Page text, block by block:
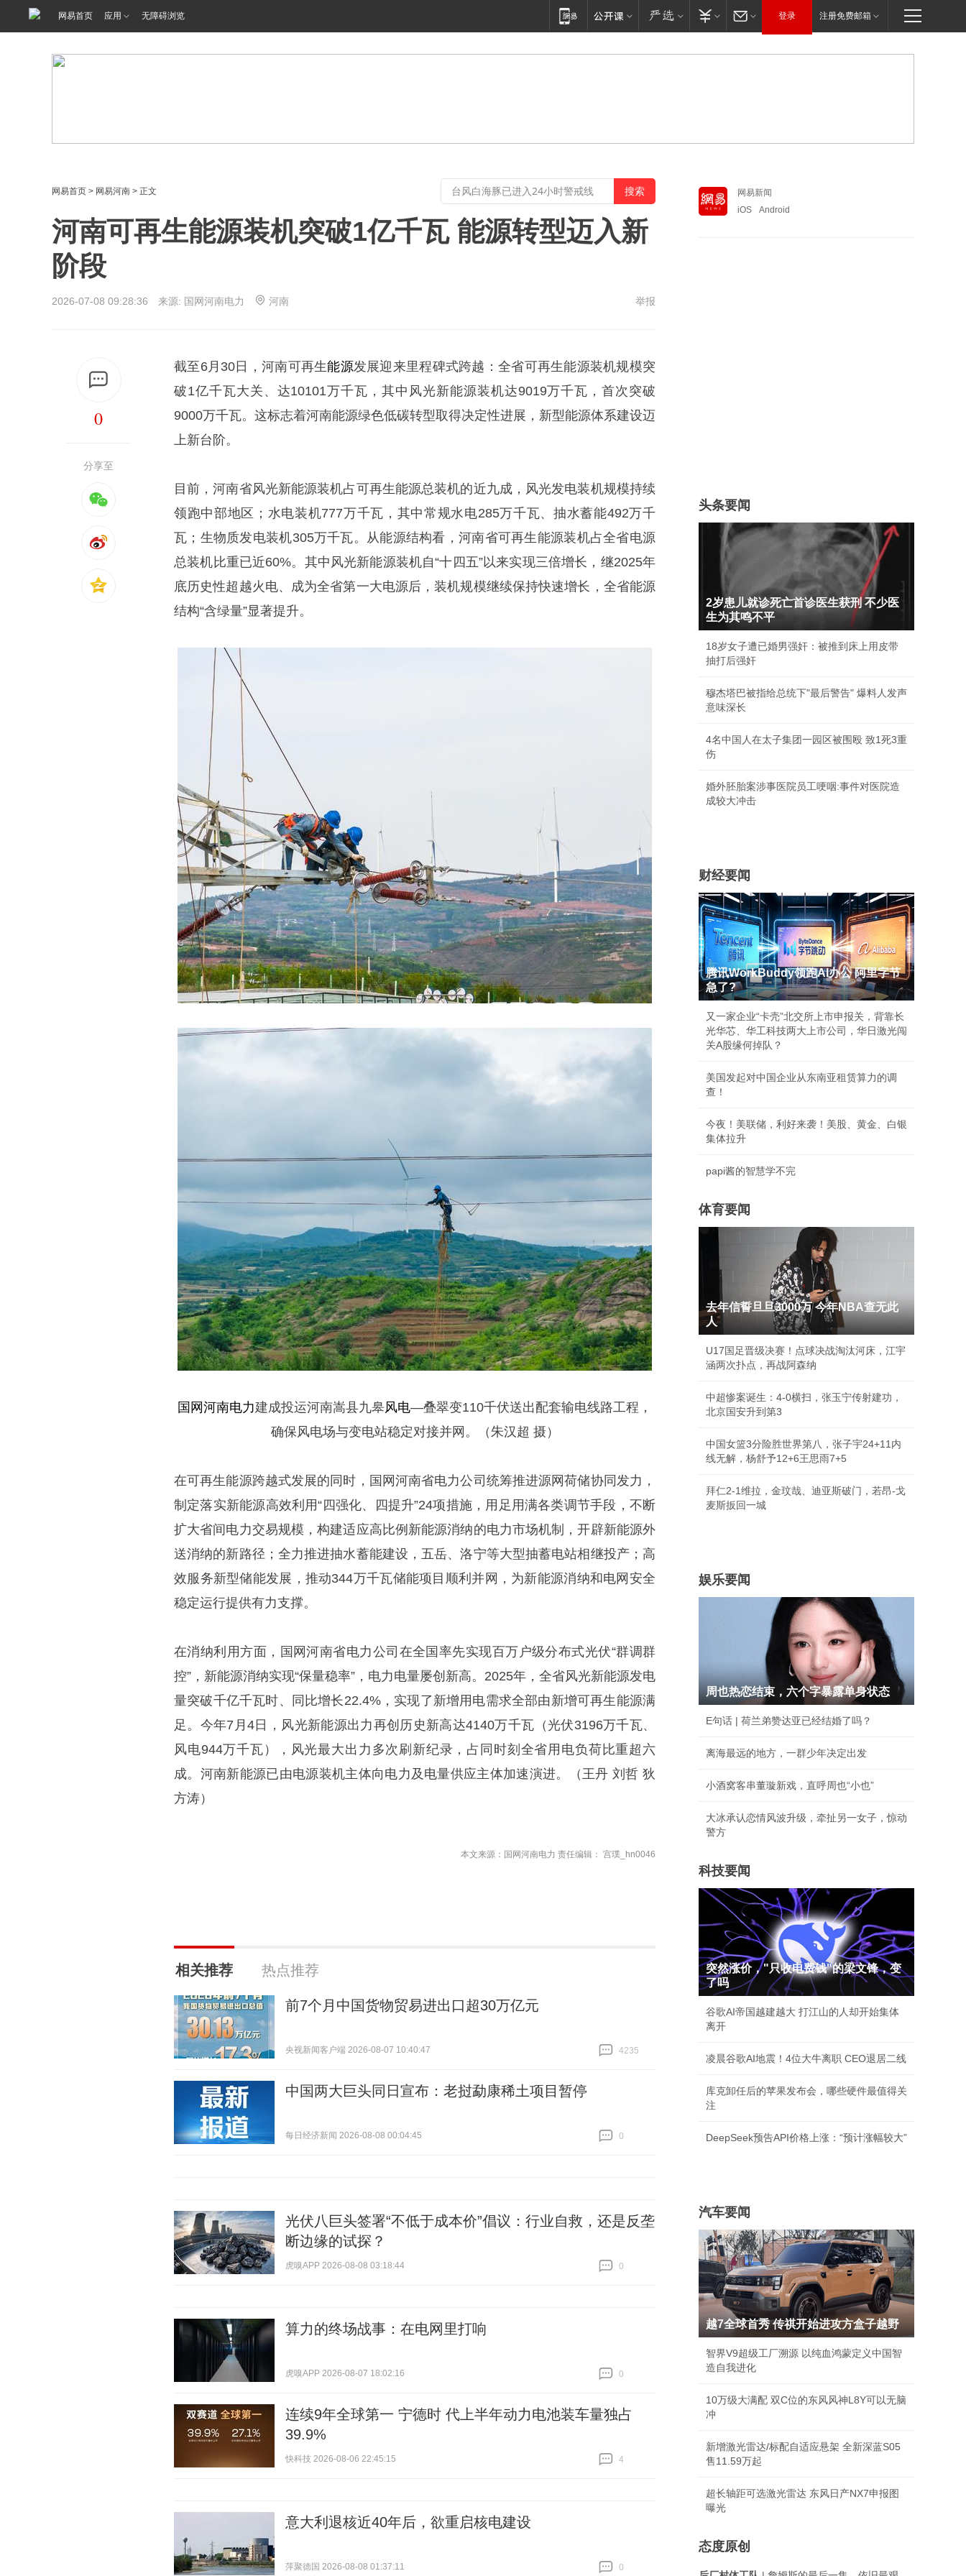
网易首页 应用 无障碍浏览 登录 注册免费邮箱
网易首页 > 网易河南 > 正文
河南可再生能源装机突破1亿千瓦 能源转型迈入新
阶段
2026-07-08 09:28:36 来源: 国网河南电力 河南 举报
0
分享至
截至6月30日，河南可再生能源发展迎来里程碑式跨越：全省可再生能源装机规模突
破1亿千瓦大关、达10101万千瓦，其中风光新能源装机达9019万千瓦，首次突破
9000万千瓦。这标志着河南能源绿色低碳转型取得决定性进展，新型能源体系建设迈
上新台阶。
目前，河南省风光新能源装机占可再生能源总装机的近九成，风光发电装机规模持续
领跑中部地区；水电装机777万千瓦，其中常规水电285万千瓦、抽水蓄能492万千
瓦；生物质发电装机305万千瓦。从能源结构看，河南省可再生能源装机占全省电源
总装机比重已近60%。其中风光新能源装机自“十四五”以来实现三倍增长，继2025年
底历史性超越火电、成为全省第一大电源后，装机规模继续保持快速增长，全省能源
结构“含绿量”显著提升。
国网河南电力建成投运河南嵩县九皋风电—叠翠变110千伏送出配套输电线路工程，
确保风电场与变电站稳定对接并网。（朱汉超 摄）
在可再生能源跨越式发展的同时，国网河南省电力公司统筹推进源网荷储协同发力，
制定落实新能源高效利用“四强化、四提升”24项措施，用足用满各类调节手段，不断
扩大省间电力交易规模，构建适应高比例新能源消纳的电力市场机制，开辟新能源外
送消纳的新路径；全力推进抽水蓄能建设，五岳、洛宁等大型抽蓄电站相继投产；高
效服务新型储能发展，推动344万千瓦储能项目顺利并网，为新能源消纳和电网安全
稳定运行提供有力支撑。
在消纳利用方面，国网河南省电力公司在全国率先实现百万户级分布式光伏“群调群
控”，新能源消纳实现“保量稳率”，电力电量屡创新高。2025年，全省风光新能源发电
量突破千亿千瓦时、同比增长22.4%，实现了新增用电需求全部由新增可再生能源满
足。今年7月4日，风光新能源出力再创历史新高达4140万千瓦（光伏3196万千瓦、
风电944万千瓦），风光最大出力多次刷新纪录，占同时刻全省用电负荷比重超六
成。河南新能源已由电源装机主体向电力及电量供应主体加速演进。（王丹 刘哲 狄
方涛）
本文来源：国网河南电力 责任编辑： 宫璞_hn0046
相关推荐 热点推荐
前7个月中国货物贸易进出口超30万亿元
央视新闻客户端 2026-08-07 10:40:47
4235
中国两大巨头同日宣布：老挝勐康稀土项目暂停
每日经济新闻 2026-08-08 00:04:45
0
光伏八巨头签署“不低于成本价”倡议：行业自救，还是反垄
断边缘的试探？
虎嗅APP 2026-08-08 03:18:44
0
算力的终场战事：在电网里打响
虎嗅APP 2026-08-07 18:02:16
0
连续9年全球第一 宁德时 代上半年动力电池装车量独占
39.9%
快科技 2026-08-06 22:45:15
4
意大利退核近40年后，欲重启核电建设
萍聚德国 2026-08-08 01:37:11 0
网易新闻
iOS
Android
头条要闻
2岁患儿就诊死亡首诊医生获刑 不少医
生为其鸣不平
18岁女子遭已婚男强奸：被推到床上用皮带
抽打后强奸
穆杰塔巴被指给总统下"最后警告" 爆料人发声
意味深长
4名中国人在太子集团一园区被围殴 致1死3重
伤
婚外胚胎案涉事医院员工哽咽:事件对医院造
成较大冲击
财经要闻
腾讯WorkBuddy领跑AI办公 阿里字节
急了?
又一家企业“卡壳”北交所上市申报关，背靠长
光华芯、华工科技两大上市公司，华日激光闯
关A股缘何掉队？
美国发起对中国企业从东南亚租赁算力的调
查！
今夜！美联储，利好来袭！美股、黄金、白银
集体拉升
papi酱的智慧学不完
体育要闻
去年信誓旦旦3000万 今年NBA查无此
人
U17国足晋级决赛！点球决战淘汰河床，江宇
涵两次扑点，再战阿森纳
中超惨案诞生：4-0横扫，张玉宁传射建功，
北京国安升到第3
中国女篮3分险胜世界第八，张子宇24+11内
线无解，杨舒予12+6王思雨7+5
拜仁2-1维拉，金玟哉、迪亚斯破门，若昂-戈
麦斯扳回一城
娱乐要闻
周也热恋结束，六个字暴露单身状态
E句话 | 荷兰弟赞达亚已经结婚了吗？
离海最远的地方，一群少年决定出发
小酒窝客串董璇新戏，直呼周也“小也”
大冰承认恋情风波升级，牵扯另一女子，惊动
警方
科技要闻
突然涨价，"只收电费钱"的梁文锋，变
了吗
谷歌AI帝国越建越大 打江山的人却开始集体
离开
凌晨谷歌AI地震！4位大牛离职 CEO退居二线
库克卸任后的苹果发布会，哪些硬件最值得关
注
DeepSeek预告API价格上涨：“预计涨幅较大”
汽车要闻
越7全球首秀 传祺开始进攻方盒子越野
智界V9超级工厂溯源 以纯血鸿蒙定义中国智
造自我进化
10万级大满配 双C位的东风风神L8Y可以无脑
冲
新增激光雷达/标配自适应悬架 全新深蓝S05
售11.59万起
超长轴距可选激光雷达 东风日产NX7申报图
曝光
态度原创